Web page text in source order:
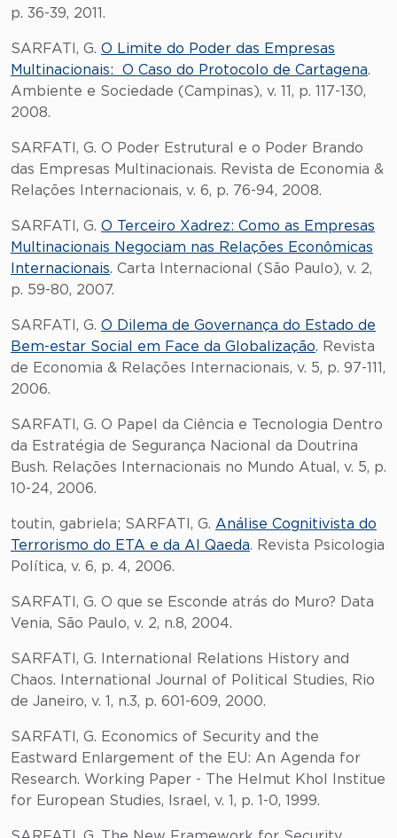
p. 36-39, 2011.
SARFATI, G. O Limite do Poder das Empresas
Multinacionais: O Caso do Protocolo de Cartagena.
Ambiente e Sociedade (Campinas), v. 11, p. 117-130,
2008.
SARFATI, G. O Poder Estrutural e o Poder Brando
das Empresas Multinacionais. Revista de Economia &
Relações Internacionais, v. 6, p. 76-94, 2008.
SARFATI, G. O Terceiro Xadrez: Como as Empresas
Multinacionais Negociam nas Relações Econômicas
Internacionais. Carta Internacional (São Paulo), v. 2,
p. 59-80, 2007.
SARFATI, G. O Dilema de Governança do Estado de
Bem-estar Social em Face da Globalização. Revista
de Economia & Relações Internacionais, v. 5, p. 97-111,
2006.
SARFATI, G. O Papel da Ciência e Tecnologia Dentro
da Estratégia de Segurança Nacional da Doutrina
Bush. Relações Internacionais no Mundo Atual, v. 5, p.
10-24, 2006.
toutin, gabriela; SARFATI, G. Análise Cognitivista do
Terrorismo do ETA e da Al Qaeda. Revista Psicologia
Política, v. 6, p. 4, 2006.
SARFATI, G. O que se Esconde atrás do Muro? Data
Venia, São Paulo, v. 2, n.8, 2004.
SARFATI, G. International Relations History and
Chaos. International Journal of Political Studies, Rio
de Janeiro, v. 1, n.3, p. 601-609, 2000.
SARFATI, G. Economics of Security and the
Eastward Enlargement of the EU: An Agenda for
Research. Working Paper - The Helmut Khol Institue
for European Studies, Israel, v. 1, p. 1-0, 1999.